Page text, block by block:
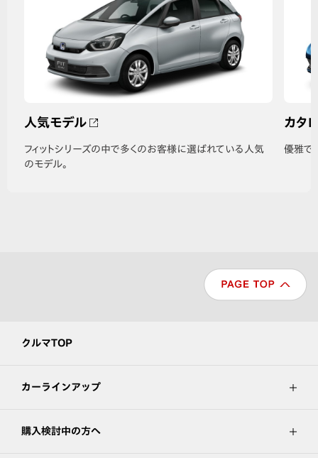
人気モデル
フィットシリーズの中で多くのお客様に選ばれている人気
のモデル。
カタ
優雅で
クルマTOP
カーラインアップ
購入検討中の方へ